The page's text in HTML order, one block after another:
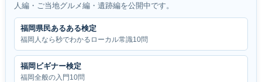
人編・ご当地グルメ編・遺跡編を公開中です。
福岡県民あるある検定
福岡人なら秒でわかるローカル常識10問
福岡ビギナー検定
福岡全般の入門10問